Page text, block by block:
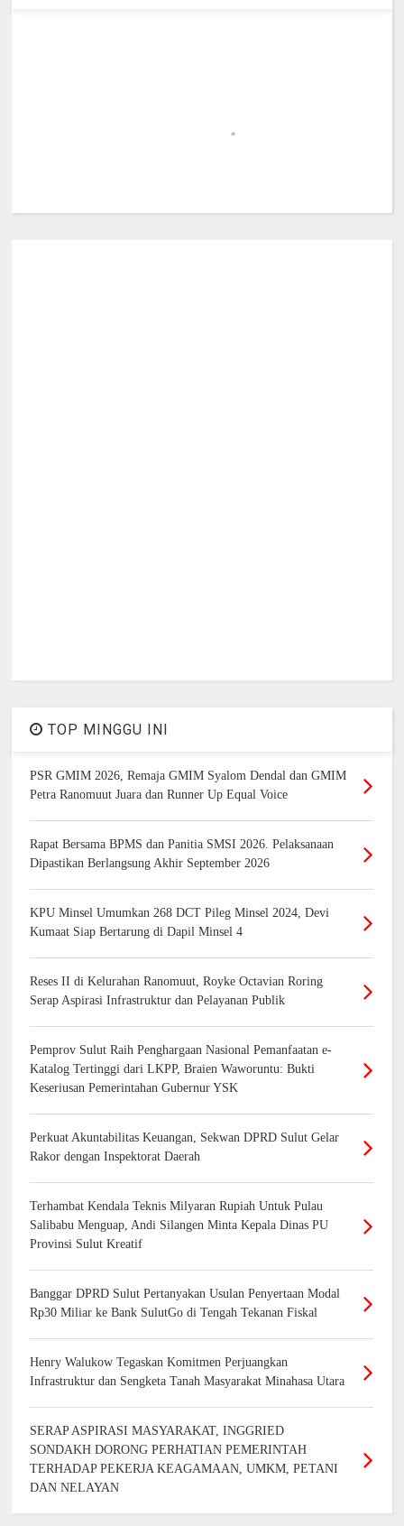
TOP MINGGU INI
PSR GMIM 2026, Remaja GMIM Syalom Dendal dan GMIM
Petra Ranomuut Juara dan Runner Up Equal Voice
Rapat Bersama BPMS dan Panitia SMSI 2026. Pelaksanaan
Dipastikan Berlangsung Akhir September 2026
KPU Minsel Umumkan 268 DCT Pileg Minsel 2024, Devi
Kumaat Siap Bertarung di Dapil Minsel 4
Reses II di Kelurahan Ranomuut, Royke Octavian Roring
Serap Aspirasi Infrastruktur dan Pelayanan Publik
Pemprov Sulut Raih Penghargaan Nasional Pemanfaatan e-
Katalog Tertinggi dari LKPP, Braien Waworuntu: Bukti
Keseriusan Pemerintahan Gubernur YSK
Perkuat Akuntabilitas Keuangan, Sekwan DPRD Sulut Gelar
Rakor dengan Inspektorat Daerah
Terhambat Kendala Teknis Milyaran Rupiah Untuk Pulau
Salibabu Menguap, Andi Silangen Minta Kepala Dinas PU
Provinsi Sulut Kreatif
Banggar DPRD Sulut Pertanyakan Usulan Penyertaan Modal
Rp30 Miliar ke Bank SulutGo di Tengah Tekanan Fiskal
Henry Walukow Tegaskan Komitmen Perjuangkan
Infrastruktur dan Sengketa Tanah Masyarakat Minahasa Utara
SERAP ASPIRASI MASYARAKAT, INGGRIED
SONDAKH DORONG PERHATIAN PEMERINTAH
TERHADAP PEKERJA KEAGAMAAN, UMKM, PETANI
DAN NELAYAN